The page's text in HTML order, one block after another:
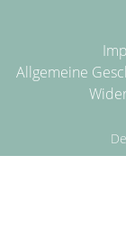
Allgemeine